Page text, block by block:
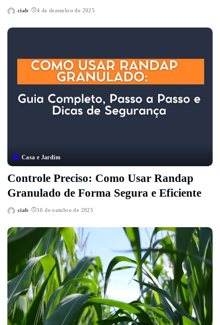
Posted
ciab 4 de dezembro de 2025
Casa e Jardim
Controle Preciso: Como Usar Randap
Granulado de Forma Segura e Eficiente
Posted
ciab 10 de outubro de 2025